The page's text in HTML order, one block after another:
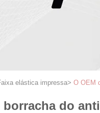
elástica impressa> O OEM
borracha do